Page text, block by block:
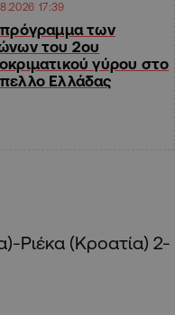
17:39
των
του 2ου
γύρου στο
Ελλάδας
Ριέκα (Κροατία) 2-